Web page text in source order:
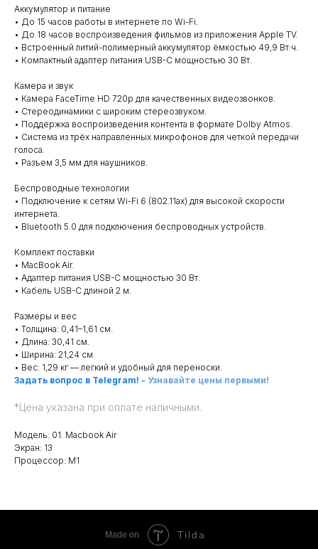
Аккумулятор и питание
• До 15 часов работы в интернете по Wi-Fi.
• До 18 часов воспроизведения фильмов из приложения Apple TV.
• Встроенный литий-полимерный аккумулятор ёмкостью 49,9 Вт·ч.
• Компактный адаптер питания USB-C мощностью 30 Вт.
Камера и звук
• Камера FaceTime HD 720p для качественных видеозвонков.
• Стереодинамики с широким стереозвуком.
• Поддержка воспроизведения контента в формате Dolby Atmos.
• Система из трёх направленных микрофонов для четкой передачи
голоса.
• Разъем 3,5 мм для наушников.
Беспроводные технологии
• Подключение к сетям Wi-Fi 6 (802.11ax) для высокой скорости
интернета.
• Bluetooth 5.0 для подключения беспроводных устройств.
Комплект поставки
• MacBook Air.
• Адаптер питания USB-C мощностью 30 Вт.
• Кабель USB-C длиной 2 м.
Размеры и вес
• Толщина: 0,41–1,61 см.
• Длина: 30,41 см.
• Ширина: 21,24 см.
• Вес: 1,29 кг — легкий и удобный для переноски.
Задать вопрос в Telegram! - Узнавайте цены первыми!
*Цена указана при оплате наличными.
Модель: 01. Macbook Air
Экран: 13
Процессор: M1
Made on Tilda